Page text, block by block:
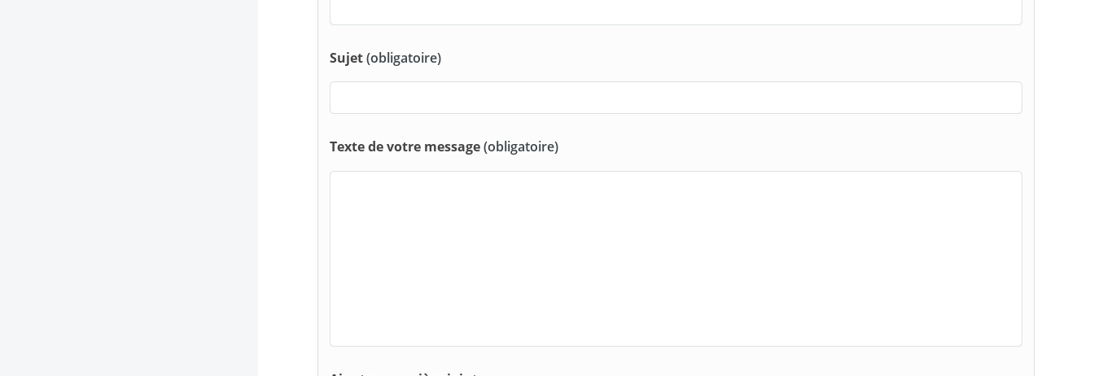
Sujet(obligatoire)
Texte de votre message(obligatoire)